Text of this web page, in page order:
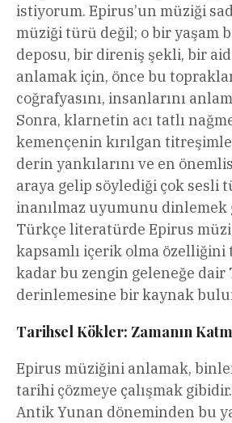
istiyorum. Epirus’un müziği
müziği türü değil; o bir yaşam
deposu, bir direniş şekli, bir
anlamak için, önce bu
coğrafyasını, insanlarını
Sonra, klarnetin acı tatlı
kemençenin kırılgan
derin yankılarını ve en
araya gelip söylediği çok sesli
inanılmaz uyumunu dinlemek
Türkçe literatürde Epirus
kapsamlı içerik olma özelliğini
kadar bu zengin geleneğe dair
derinlemesine bir kaynak
Tarihsel Kökler: Zamanın
Epirus müziğini anlamak,
tarihi çözmeye çalışmak
Antik Yunan döneminden bu